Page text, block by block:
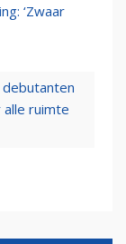
‘Zwaar
alle ruimte